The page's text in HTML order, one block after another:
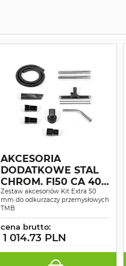
AKCESORIA
DODATKOWE STAL
CHROM. FI50 CA 40
III FAZOWY CA 2.30
2.40 3.40 2.60 3.60
30ON 40ON 75
Zestaw akcesoriów Kit Extra 50
mm do odkurzaczy przemysłowych
TMB
cena brutto:
1 014.73 PLN